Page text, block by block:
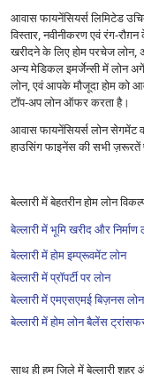
आवास फायनेंसियर्स लिमिटेड
विस्तार, नवीनीकरण एवं रंग-
खरीदने के लिए होम परचेज लोन,
अन्य मेडिकल इमर्जेन्सी में लोन
लोन, एवं आपके मौजूदा होम को
टॉप-अप लोन ऑफर करता है।
आवास फायनेंसियर्स लोन सेगमेंट
हाउसिंग फाइनेंस की सभी ज़रूरतें
बेल्लारी में बेहतरीन होम लोन
बेल्लारी में भूमि खरीद और निर्माण
बेल्लारी में होम इम्प्रूवमेंट लोन
बेल्लारी में प्रॉपर्टी पर लोन
बेल्लारी में एमएसएमई बिज़नस लोन
बेल्लारी में होम लोन बैलेंस
साथ ही हम ज़िले में बेल्लारी